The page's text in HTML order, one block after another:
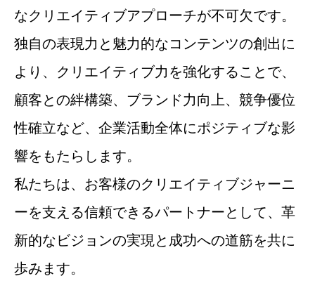
なクリエイティブアプローチが不可欠です。
独自の表現力と魅力的なコンテンツの創出に
より、クリエイティブ力を強化することで、
顧客との絆構築、ブランド力向上、競争優位
性確立など、企業活動全体にポジティブな影
響をもたらします。
私たちは、お客様のクリエイティブジャーニ
ーを支える信頼できるパートナーとして、革
新的なビジョンの実現と成功への道筋を共に
歩みます。